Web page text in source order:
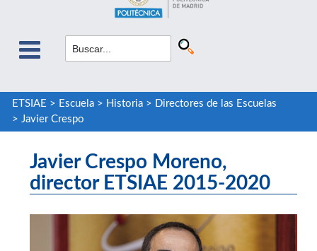
ETSIAE > Escuela> Historia> Directores de las Escuelas
> Javier Crespo
Javier Crespo Moreno,
director ETSIAE 2015-2020